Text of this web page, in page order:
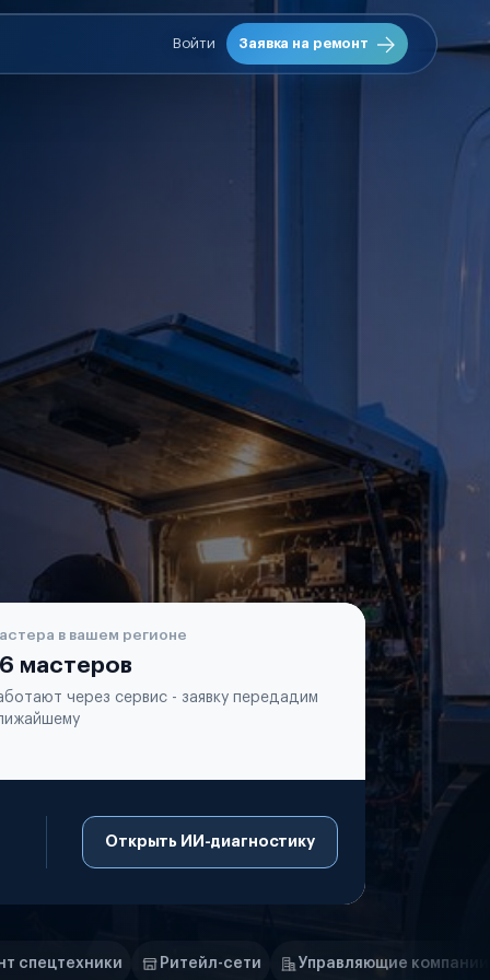
Войти Заявка на ремонт
в вашем регионе
мастеров
через сервис - заявку передадим
Открыть ИИ-диагностику
сети Управляющие компании Страховые